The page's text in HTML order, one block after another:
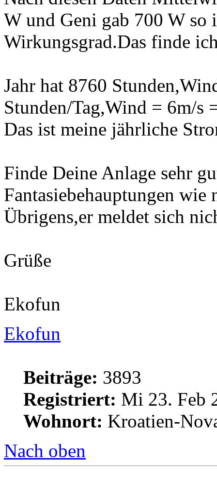
W und Geni gab 700 W so
Wirkungsgrad.Das finde
Jahr hat 8760
Stunden/Tag,Wind = 6m/
Das ist meine jährliche
Finde Deine Anlage sehr
Fantasiebehauptungen wie
Übrigens,er meldet sich
Grüße
Ekofun
Ekofun
Beiträge: 3893
Registriert: Mi 23. Feb
Wohnort: Kroatien-
Nach oben